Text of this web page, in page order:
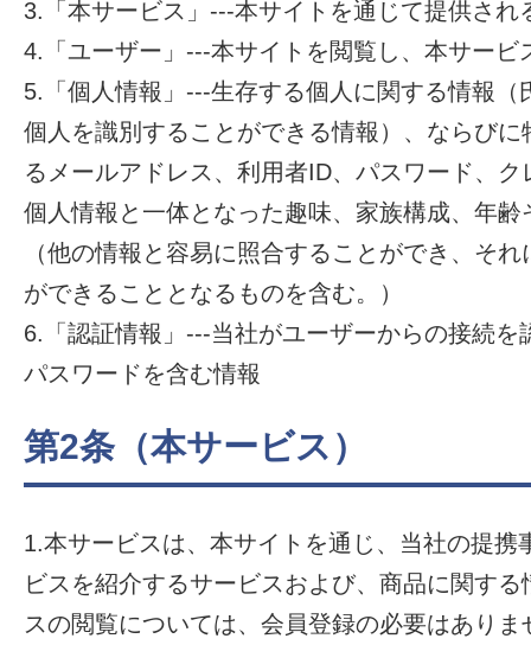
3.「本サービス」---本サイトを通じて提供され
4.「ユーザー」---本サイトを閲覧し、本サービ
5.「個人情報」---生存する個人に関する情報
個人を識別することができる情報）、ならび
るメールアドレス、利用者ID、パスワード、
個人情報と一体となった趣味、家族構成、年
（他の情報と容易に照合することができ、そ
ができることとなるものを含む。）
6.「認証情報」---当社がユーザーからの接続
パスワードを含む情報
第2条（本サービス）
1.本サービスは、本サイトを通じ、当社の提
ビスを紹介するサービスおよび、商品に関す
スの閲覧については、会員登録の必要はありま